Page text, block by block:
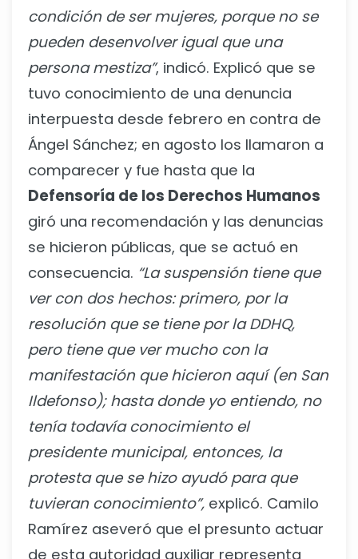
condición de ser mujeres, porque no se
pueden desenvolver igual que una
persona mestiza”, indicó. Explicó que se
tuvo conocimiento de una denuncia
interpuesta desde febrero en contra de
Ángel Sánchez; en agosto los llamaron a
comparecer y fue hasta que la
Defensoría de los Derechos Humanos
giró una recomendación y las denuncias
se hicieron públicas, que se actuó en
consecuencia. “La suspensión tiene que
ver con dos hechos: primero, por la
resolución que se tiene por la DDHQ,
pero tiene que ver mucho con la
manifestación que hicieron aquí (en San
Ildefonso); hasta donde yo entiendo, no
tenía todavía conocimiento el
presidente municipal, entonces, la
protesta que se hizo ayudó para que
tuvieran conocimiento”, explicó. Camilo
Ramírez aseveró que el presunto actuar
de esta autoridad auxiliar representa